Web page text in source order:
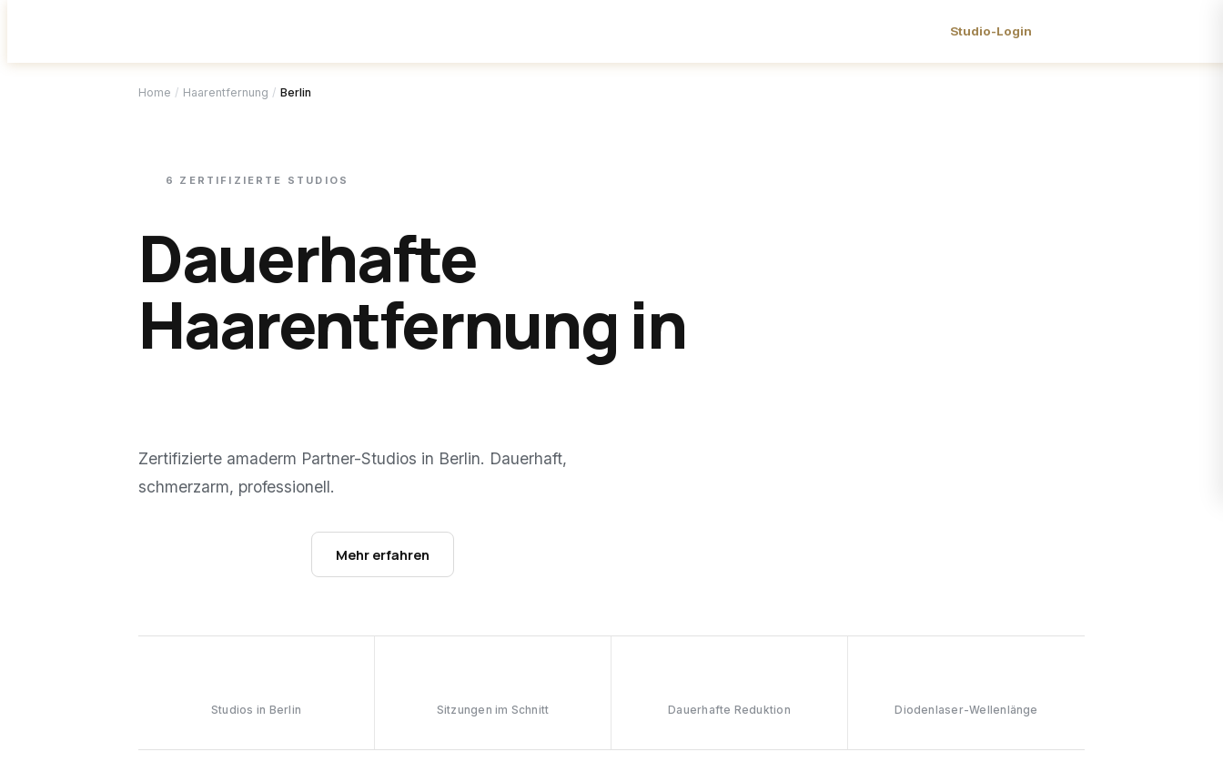
Studio-Login
Home / Haarentfernung / Berlin
6 ZERTIFIZIERTE STUDIOS
Dauerhafte
Haarentfernung in
Zertifizierte amaderm Partner-Studios in Berlin. Dauerhaft,
schmerzarm, professionell.
Mehr erfahren
Studios in Berlin Sitzungen im Schnitt Dauerhafte Reduktion Diodenlaser-Wellenlänge